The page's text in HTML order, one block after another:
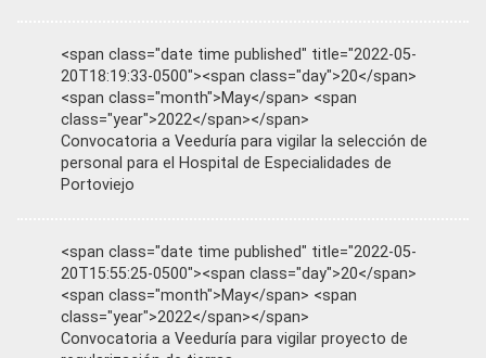
<span class="date time published" title="2022-05-
20T18:19:33-0500"><span class="day">20</span>
<span class="month">May</span> <span
class="year">2022</span></span>
Convocatoria a Veeduría para vigilar la selección de
personal para el Hospital de Especialidades de
Portoviejo
<span class="date time published" title="2022-05-
20T15:55:25-0500"><span class="day">20</span>
<span class="month">May</span> <span
class="year">2022</span></span>
Convocatoria a Veeduría para vigilar proyecto de